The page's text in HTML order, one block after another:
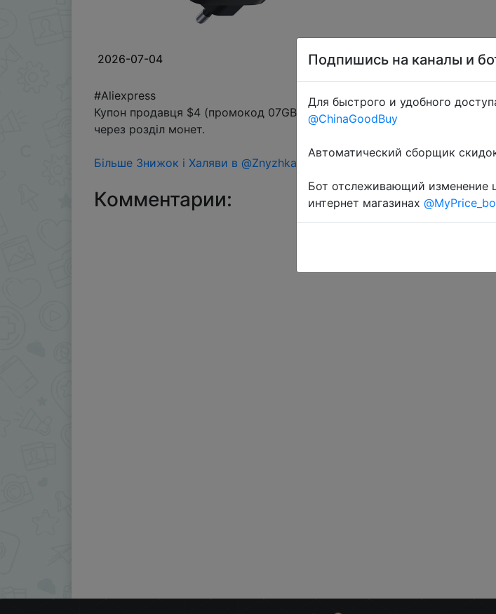
2026-07-04
#Aliexpress
Купон продавця $4 (промокод 07GB04) + промокод $2/$15 (13.33%) →
через розділ монет.
Більше Знижок і Халяви в @ZnyzhkaUA
Комментарии:
Подпишись на каналы и
Для быстрого и удобного
@ChinaGoodBuy
Автоматический сборщик
Бот отслеживающий изменение
интернет магазинах